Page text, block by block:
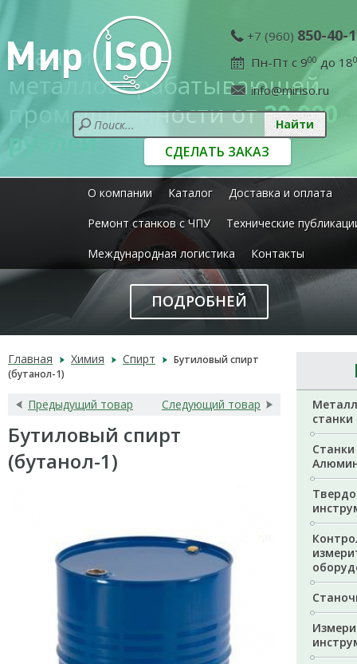
+7 (960) 850-40-
Пн-Пт с 900до 18
info@miriso.ru
СДЕЛАТЬ ЗАКАЗ
О компании Каталог
Доставка и оплата
Ремонт станков с ЧПУ
Технические
Международная логистика
Контакты
Станки для
металлообрабатывающей
промышленности от20 000
рублей
ПОДРОБНЕЙ
Главная Химия Спирт
Бутиловый спирт
(бутанол-1)
Следующий товар
Предыдущий товар
Бутиловый спирт
(бутанол-1)
станки